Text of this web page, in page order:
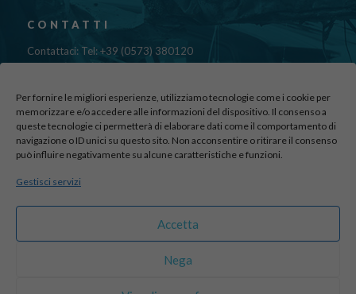
Per fornire le migliori esperienze, utilizziamo tecnologie come i cookie per
memorizzare e/o accedere alle informazioni del dispositivo. Il consenso a
queste tecnologie ci permetterà di elaborare dati come il comportamento di
navigazione o ID unici su questo sito. Non acconsentire o ritirare il consenso
può influire negativamente su alcune caratteristiche e funzioni.
Gestisci servizi
Accetta
Nega
CONTATTI
Contattaci: Tel: +39 (0573) 380120
Fax: 39 (0573) 985420
Via di Canapale, 10
51100 PISTOIA
Find us here:
sito realizzato da